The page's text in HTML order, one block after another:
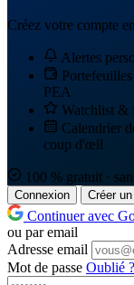
Créez votre compte
Alertes
PEA
Watchlist &
Calendrier
coup d'œil
100 % gratuit ·
Connexion Créer
Continuer avec
ou par email
Adresse email
Mot de passe Oublié ?